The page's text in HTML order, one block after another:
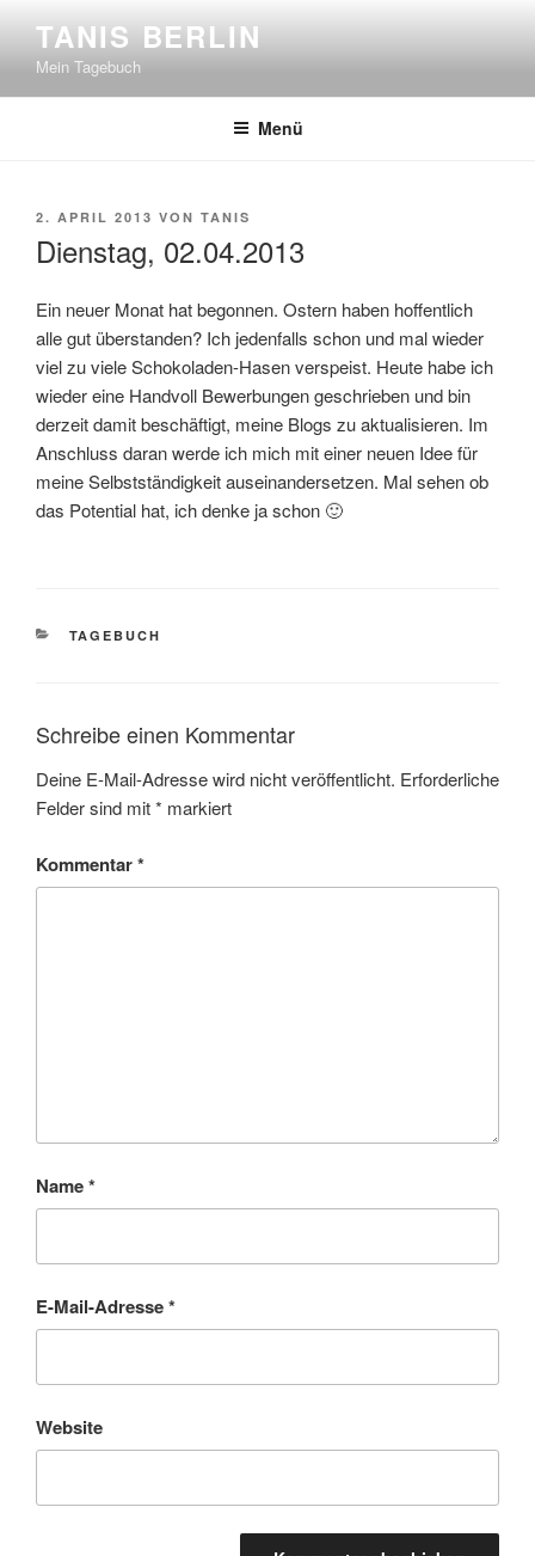
springen
TANIS BERLIN
Mein Tagebuch
Menü
VERÖFFENTLICHT
2. APRIL 2013 VON TANIS
Dienstag, 02.04.2013
Ein neuer Monat hat begonnen. Ostern haben hoffentlich
alle gut überstanden? Ich jedenfalls schon und mal wieder
viel zu viele Schokoladen-Hasen verspeist. Heute habe ich
wieder eine Handvoll Bewerbungen geschrieben und bin
derzeit damit beschäftigt, meine Blogs zu aktualisieren. Im
Anschluss daran werde ich mich mit einer neuen Idee für
meine Selbstständigkeit auseinandersetzen. Mal sehen ob
das Potential hat, ich denke ja schon 🙂
KATEGORIEN
TAGEBUCH
Schreibe einen Kommentar
Deine E-Mail-Adresse wird nicht veröffentlicht. Erforderliche
Felder sind mit* markiert
Kommentar*
Name*
E-Mail-Adresse*
Website